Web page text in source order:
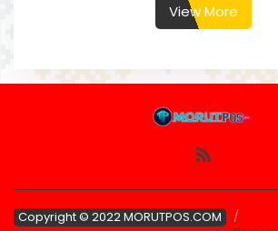
View More
Copyright © 2022 MORUTPOS.COM